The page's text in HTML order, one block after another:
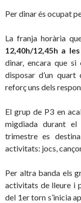
Per dinar és ocupat
La franja horària
12,40h/12,45h a
dinar, encara que
disposar d’un quart
reforç uns dels
El grup de P3 en
migdiada durant
trimestre es
activitats: jocs,
Per altra banda els
activitats de lleure i
del 1er torn s’inicia